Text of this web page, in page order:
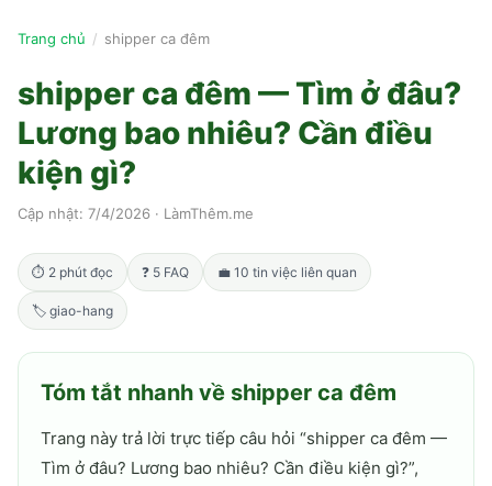
Trang chủ / shipper ca đêm
shipper ca đêm — Tìm ở đâu?
Lương bao nhiêu? Cần điều
kiện gì?
Cập nhật: 7/4/2026 · LàmThêm.me
⏱ 2 phút đọc ❓ 5 FAQ 💼 10 tin việc liên quan
🏷 giao-hang
Tóm tắt nhanh về shipper ca đêm
Trang này trả lời trực tiếp câu hỏi “shipper ca đêm —
Tìm ở đâu? Lương bao nhiêu? Cần điều kiện gì?”,